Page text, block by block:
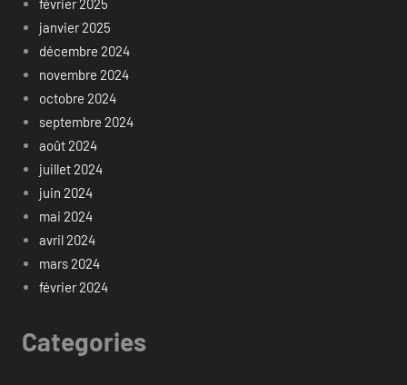
février 2025
janvier 2025
décembre 2024
novembre 2024
octobre 2024
septembre 2024
août 2024
juillet 2024
juin 2024
mai 2024
avril 2024
mars 2024
février 2024
Categories